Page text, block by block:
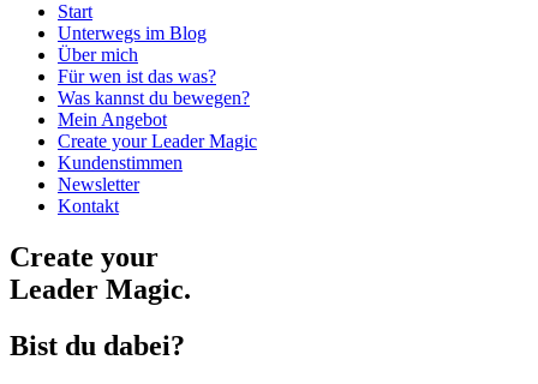
Start
Unterwegs im Blog
Über mich
Für wen ist das was?
Was kannst du bewegen?
Mein Angebot
Create your Leader Magic
Kundenstimmen
Newsletter
Kontakt
Create your
Leader Magic.
Bist du dabei?